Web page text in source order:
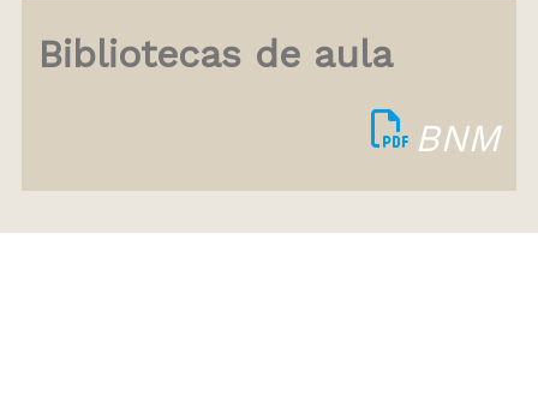
Bibliotecas de aula
BNM